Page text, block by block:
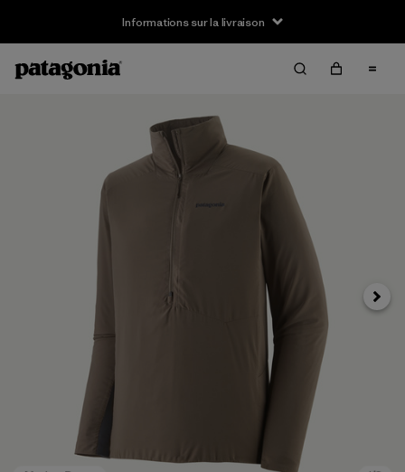
Informations sur la livraison